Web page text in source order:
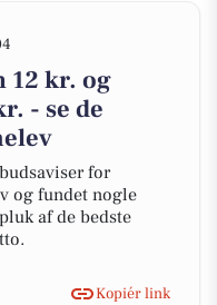
12 kr. og
- se de
for
og fundet nogle
af de bedste
Kopiér link